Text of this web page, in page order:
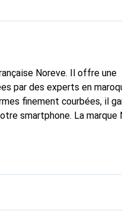
Noreve. Il offre une
par des experts en
finement courbées, il
smartphone. La marque